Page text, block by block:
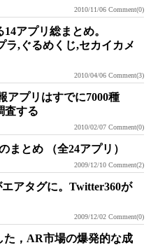
2010/11/06 Comment(0)
アプリ総まとめ。
ラ,ぐるめくじ,セカイカメ
2010/04/06 Comment(3)
アプリはすでに7000種
査する
2010/02/07 Comment(0)
まとめ （全24アプリ）
2009/12/10 Comment(2)
エアタグに。Twitter360が
2009/12/02 Comment(0)
た，AR市場の爆発的な成